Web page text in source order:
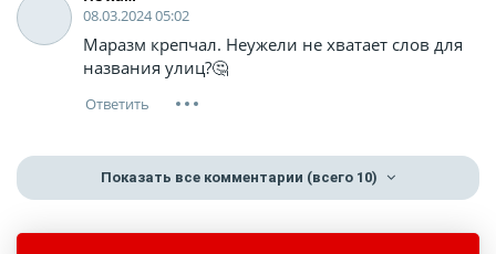
08.03.2024 05:02
Маразм крепчал. Неужели не хватает слов для
названия улиц?🤔
Показать все комментарии (всего 10)